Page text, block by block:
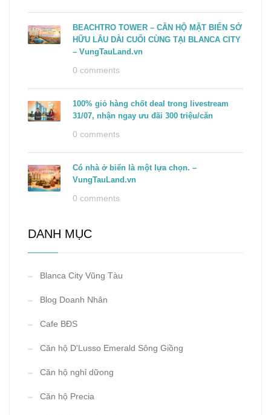
BEACHTRO TOWER – CĂN HỘ MẶT BIỂN SỞ
HỮU LÂU DÀI CUỐI CÙNG TẠI BLANCA CITY
– VungTauLand.vn
0 comments
100% giỏ hàng chốt deal trong livestream
31/07, nhận ngay ưu đãi 300 triệu/căn
0 comments
Có nhà ở biển là một lựa chọn. –
VungTauLand.vn
0 comments
DANH MỤC
Blanca City Vũng Tàu
Blog Doanh Nhân
Cafe BĐS
Căn hộ D'Lusso Emerald Sông Giồng
Căn hộ nghỉ dữong
Căn hộ Precia